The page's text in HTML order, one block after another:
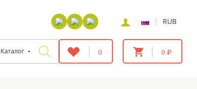
| RUB
Каталог 0 0 ₽